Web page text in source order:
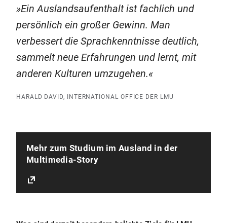
Ein Auslandsaufenthalt ist fachlich und
persönlich ein großer Gewinn. Man
verbessert die Sprachkenntnisse deutlich,
sammelt neue Erfahrungen und lernt, mit
anderen Kulturen umzugehen.
HARALD DAVID, INTERNATIONAL OFFICE DER LMU
Mehr zum Studium im Ausland in der
Multimedia-Story